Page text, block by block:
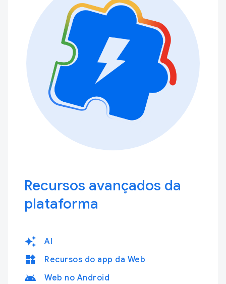
Recursos avançados da
plataforma
auto_awesome AI
widgets Recursos do app da Web
android Web no Android